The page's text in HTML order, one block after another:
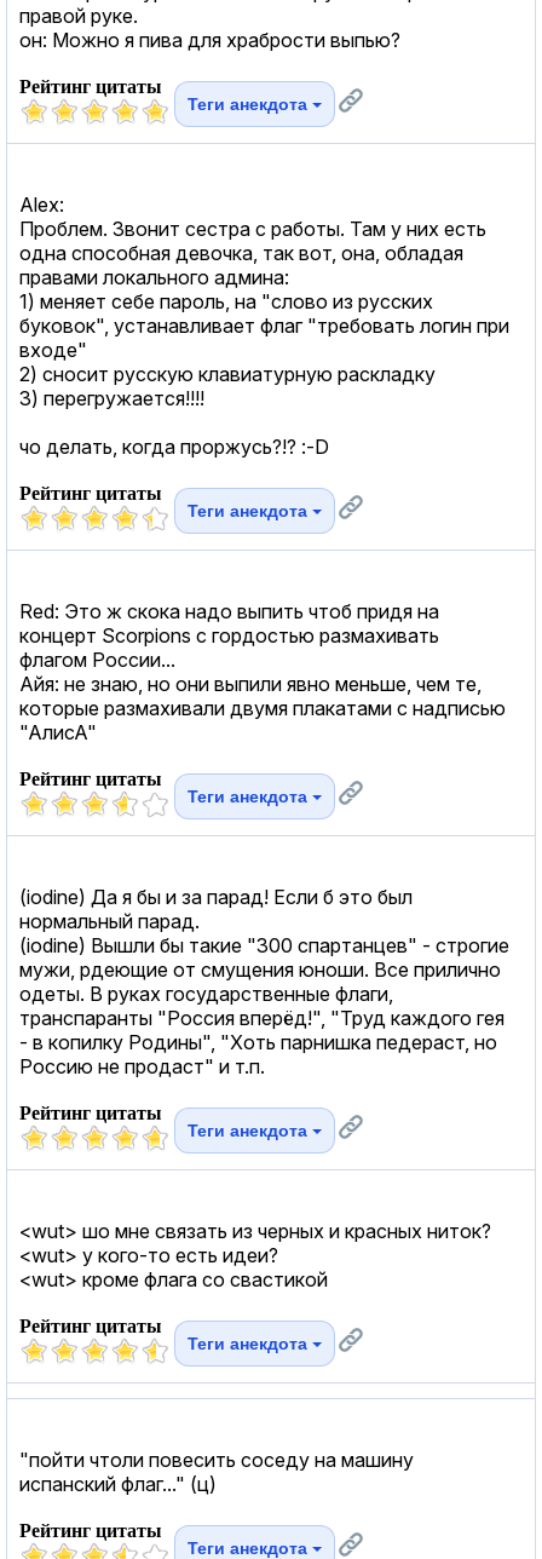
правой руке.
он: Можно я пива для храбрости выпью?
Рейтинг цитаты
Теги анекдота
Alex:
Проблем. Звонит сестра с работы. Там у них есть
одна способная девочка, так вот, она, обладая
правами локального админа:
1) меняет себе пароль, на "слово из русских
буковок", устанавливает флаг "требовать логин при
входе"
2) сносит русскую клавиатурную раскладку
3) перегружается!!!!
чо делать, когда проржусь?!? :-D
Рейтинг цитаты
Теги анекдота
Red: Это ж скока надо выпить чтоб придя на
концерт Scorpions с гордостью размахивать
флагом России...
Айя: не знаю, но они выпили явно меньше, чем те,
которые размахивали двумя плакатами с надписью
"АлисА"
Рейтинг цитаты
Теги анекдота
(iodine) Да я бы и за парад! Если б это был
нормальный парад.
(iodine) Вышли бы такие "300 спартанцев" - строгие
мужи, рдеющие от смущения юноши. Все прилично
одеты. В руках государственные флаги,
транспаранты "Россия вперёд!", "Труд каждого гея
- в копилку Родины", "Хоть парнишка педераст, но
Россию не продаст" и т.п.
Рейтинг цитаты
Теги анекдота
<wut> шо мне связать из черных и красных ниток?
<wut> у кого-то есть идеи?
<wut> кроме флага со свастикой
Рейтинг цитаты
Теги анекдота
"пойти чтоли повесить соседу на машину
испанский флаг..." (ц)
Рейтинг цитаты
Теги анекдота